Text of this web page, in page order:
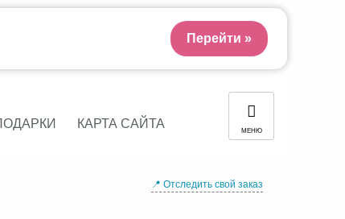
КАРТА САЙТА МЕНЮ
📍 Отследить свой заказ
Перейти »